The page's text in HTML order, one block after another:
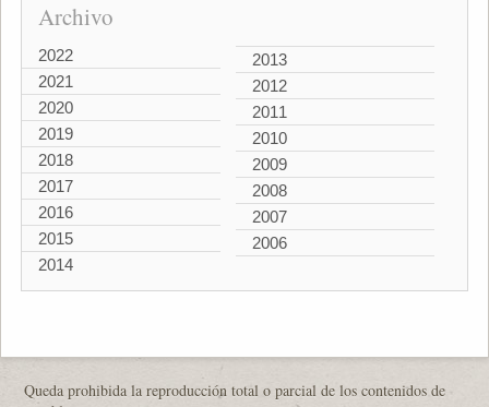
Archivo
2022
2021
2020
2019
2018
2017
2016
2015
2014
2013
2012
2011
2010
2009
2008
2007
2006
Queda prohibida la reproducción total o parcial de los contenidos de